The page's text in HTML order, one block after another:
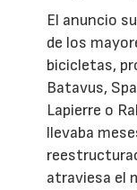
El anuncio
de los
bicicletas,
Batavus,
Lapierre o
llevaba
atraviesa el